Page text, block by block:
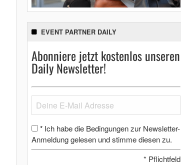
EVENT PARTNER DAILY
Abonniere jetzt kostenlos unseren
Daily Newsletter!
* Ich habe die Bedingungen zur Newsletter-
Anmeldung gelesen und stimme diesen zu.
* Pflichtfeld